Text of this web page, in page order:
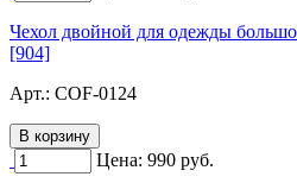
Чехол двойной для одежды
[904]
Арт.: COF-0124
Цена: 990 руб.